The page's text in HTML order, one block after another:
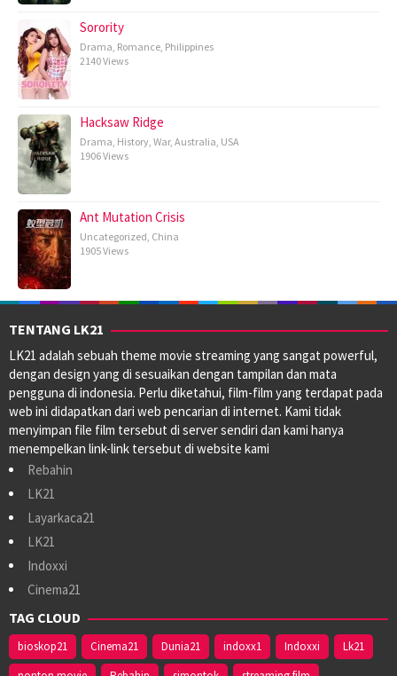
Sorority
Drama, Romance, Philippines
2140 Views
Hacksaw Ridge
Drama, History, War, Australia, USA
1906 Views
Ant Mutation Crisis
Uncategorized, China
1905 Views
TENTANG LK21
LK21 adalah sebuah theme movie streaming yang sangat powerful,
dengan design yang di sesuaikan dengan tampilan dan mata
pengguna di indonesia. Perlu diketahui, film-film yang terdapat pada
web ini didapatkan dari web pencarian di internet. Kami tidak
menyimpan file film tersebut di server sendiri dan kami hanya
menempelkan link-link tersebut di website kami
Rebahin
LK21
Layarkaca21
LK21
Indoxxi
Cinema21
TAG CLOUD
bioskop21 Cinema21 Dunia21 indoxx1 Indoxxi
Lk21